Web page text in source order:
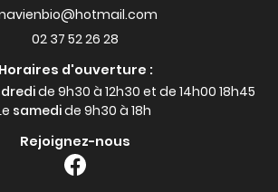
02 37 52 26 28
Horaires d'ouverture :
de 9h30 à 12h30 et de 14h00 18h45
samedide 9h30 à 18h
Rejoignez-nous